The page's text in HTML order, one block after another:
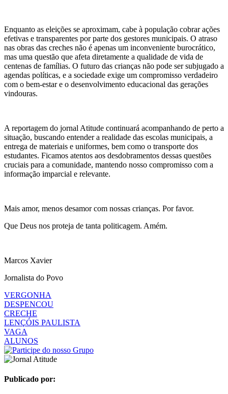
Enquanto as eleições se aproximam, cabe à população cobrar ações
efetivas e transparentes por parte dos gestores municipais. O atraso
nas obras das creches não é apenas um inconveniente burocrático,
mas uma questão que afeta diretamente a qualidade de vida de
centenas de famílias. O futuro das crianças não pode ser subjugado a
agendas políticas, e a sociedade exige um compromisso verdadeiro
com o bem-estar e o desenvolvimento educacional das gerações
vindouras.
A reportagem do jornal Atitude continuará acompanhando de perto a
situação, buscando entender a realidade das escolas municipais, a
entrega de materiais e uniformes, bem como o transporte dos
estudantes. Ficamos atentos aos desdobramentos dessas questões
cruciais para a comunidade, mantendo nosso compromisso com a
informação imparcial e relevante.
Mais amor, menos desamor com nossas crianças. Por favor.
Que Deus nos proteja de tanta politicagem. Amém.
Marcos Xavier
Jornalista do Povo
VERGONHA
DESPENCOU
CRECHE
LENÇÓIS PAULISTA
VAGA
ALUNOS
Publicado por: